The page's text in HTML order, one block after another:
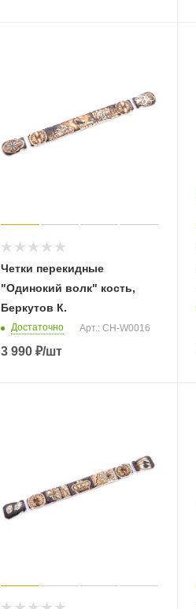
Четки перекидные
"Одинокий волк" кость,
Беркутов К.
Достаточно Арт.: CH-W0016
3 990 ₽/шт